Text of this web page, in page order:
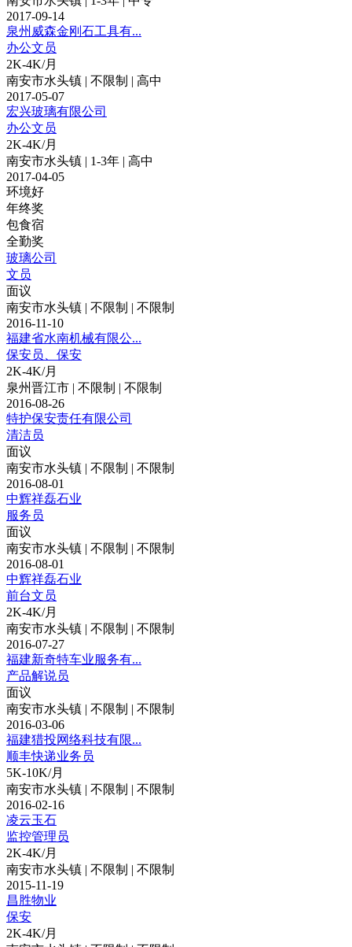
2017-09-14
泉州威森金刚石工具有...
办公文员
2K-4K/月
南安市水头镇 | 不限制 | 高中
2017-05-07
宏兴玻璃有限公司
办公文员
2K-4K/月
南安市水头镇 | 1-3年 | 高中
2017-04-05
环境好
年终奖
包食宿
全勤奖
玻璃公司
文员
面议
南安市水头镇 | 不限制 | 不限制
2016-11-10
福建省水南机械有限公...
保安员、保安
2K-4K/月
泉州晋江市 | 不限制 | 不限制
2016-08-26
特护保安责任有限公司
清洁员
面议
南安市水头镇 | 不限制 | 不限制
2016-08-01
中辉祥磊石业
服务员
面议
南安市水头镇 | 不限制 | 不限制
2016-08-01
中辉祥磊石业
前台文员
2K-4K/月
南安市水头镇 | 不限制 | 不限制
2016-07-27
福建新奇特车业服务有...
产品解说员
面议
南安市水头镇 | 不限制 | 不限制
2016-03-06
福建猎投网络科技有限...
顺丰快递业务员
5K-10K/月
南安市水头镇 | 不限制 | 不限制
2016-02-16
凌云玉石
监控管理员
2K-4K/月
南安市水头镇 | 不限制 | 不限制
2015-11-19
昌胜物业
保安
2K-4K/月